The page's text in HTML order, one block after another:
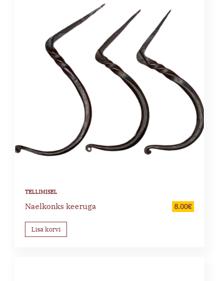
Naelkonks keeruga 8.00€
Lisa korvi